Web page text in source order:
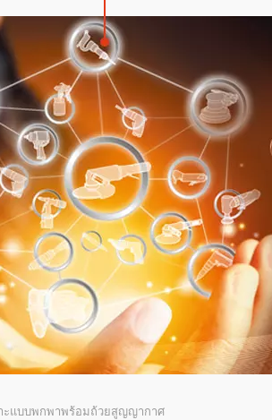
าะแบบพกพาพร้อมถ้วยสูญญากาศ